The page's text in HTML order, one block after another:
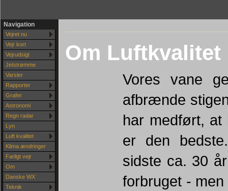
Navigation
Vejret nu
Vejr kort
Vejrudsigt
Jetstrømme
Varsler
Rapporter
Grafer
Astronomi
Regn radar
Lyn
Luft kvalitet
Klima ændringer
Farligt vejr
Om
Danske WX
Teknik
Om Luftkvalitet
Vores vane
afbrænde
har medført, at
er den
sidste ca. 30
forbruget -